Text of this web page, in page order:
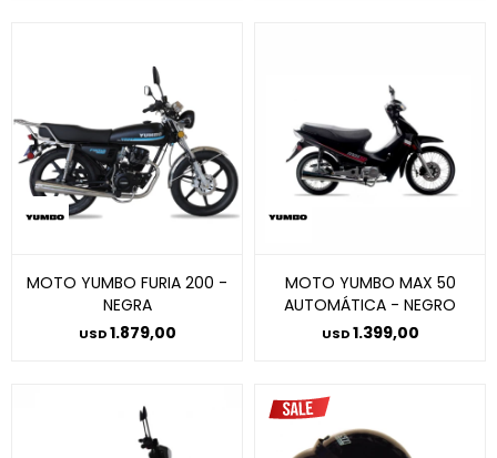
MOTO YUMBO FURIA 200 -
NEGRA
USD1.879,00
MOTO YUMBO MAX 50
AUTOMÁTICA - NEGRO
USD1.399,00